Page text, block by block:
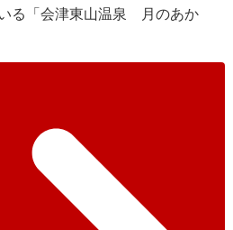
る「会津東山温泉 月のあか